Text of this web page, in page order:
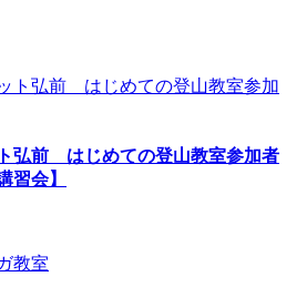
弘前 はじめての登山教室参加者
習会】